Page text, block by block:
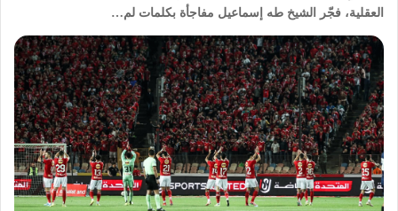
العقلية، فجّر الشيخ طه إسماعيل مفاجأة بكلمات لم…